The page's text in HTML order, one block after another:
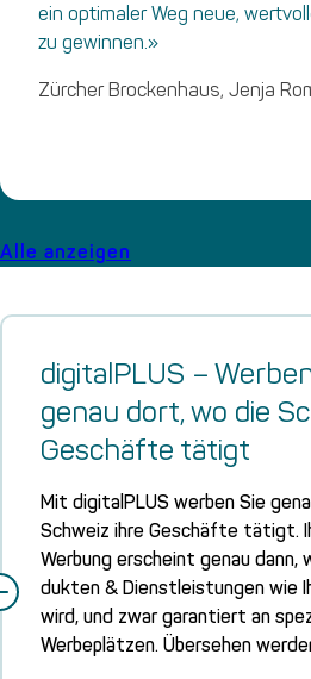
ein optimaler Weg neue,
zu gewinnen.»
Zürcher Brockenhaus, Jenja
Alle anzeigen
digi­tal­PLUS –
genau dort, wo die
Geschäf­te tätigt
Mit digi­tal­PLUS wer­ben Sie
Schweiz ihre Geschäf­te tätigt.
Wer­bung erscheint genau dann,
duk­ten & Dienst­leis­tun­gen wie
wird, und zwar garan­tiert an
Wer­be­plät­zen. Über­se­hen